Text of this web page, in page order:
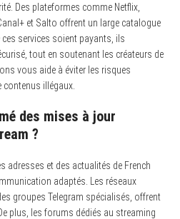
Des plateformes comme Netflix,
et Salto offrent un large catalogue
services soient payants, ils
tout en soutenant les créateurs de
vous aide à éviter les risques
illégaux.
des mises à jour
?
adresses et des actualités de French
adaptés.
Les réseaux
groupes Telegram spécialisés, offrent
plus, les forums dédiés au streaming